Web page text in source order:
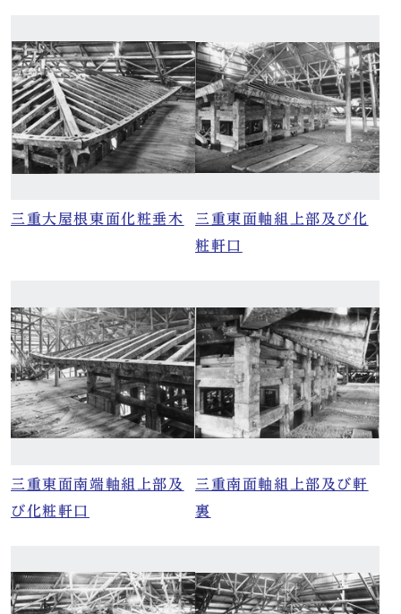
三重大屋根東面化粧垂木
三重東面軸組上部及び化
粧軒口
三重東面南端軸組上部及
び化粧軒口
三重南面軸組上部及び軒
裏